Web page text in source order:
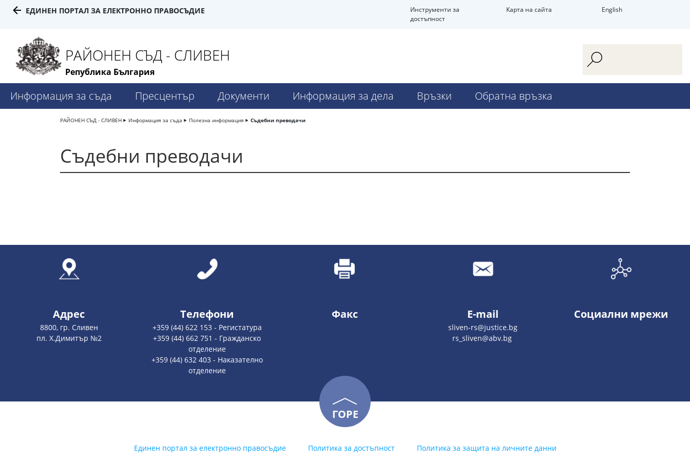
ЕДИНЕН ПОРТАЛ ЗА ЕЛЕКТРОННО ПРАВОСЪДИЕ
Инструменти за
достъпност
Карта на сайта English
РАЙОНЕН СЪД - СЛИВЕН
Република България
Информация за съда Пресцентър Документи Информация за дела Връзки Обратна връзка
РАЙОНЕН СЪД - СЛИВЕН Информация за съда Полезна информация Съдебни преводачи
Съдебни преводачи
Адрес
8800, гр. Сливен
пл. Х.Димитър №2
Телефони
+359 (44) 622 153 - Регистатура
+359 (44) 662 751 - Гражданско
отделение
+359 (44) 632 403 - Наказателно
отделение
Факс E-mail
sliven-rs@justice.bg
rs_sliven@abv.bg
Социални мрежи
ГОРЕ
Единен портал за електронно правосъдие Политика за достъпност Политика за защита на личните данни